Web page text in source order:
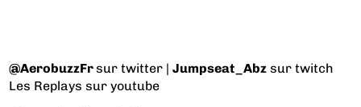
@AerobuzzFrsur twitter |Jumpseat_Abz sur twitch
Les Replays sur youtube